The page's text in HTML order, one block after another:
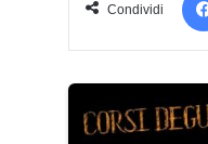
Condividi